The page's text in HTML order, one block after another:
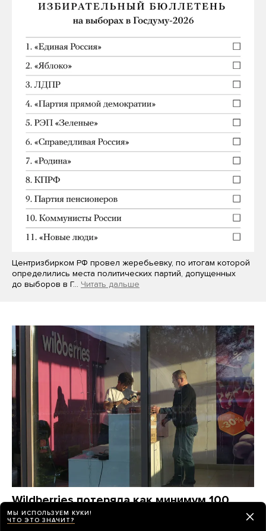
Центризбирком РФ провел жеребьевку, по итогам которой
определились места политических партий, допущенных
до выборов в Г… Читать дальше
Wildberries потеряла как минимум 100
миллиардов рублей от атак украинских
МЫ ИСПОЛЬЗУЕМ КУКИ!
ЧТО ЭТО ЗНАЧИТ?